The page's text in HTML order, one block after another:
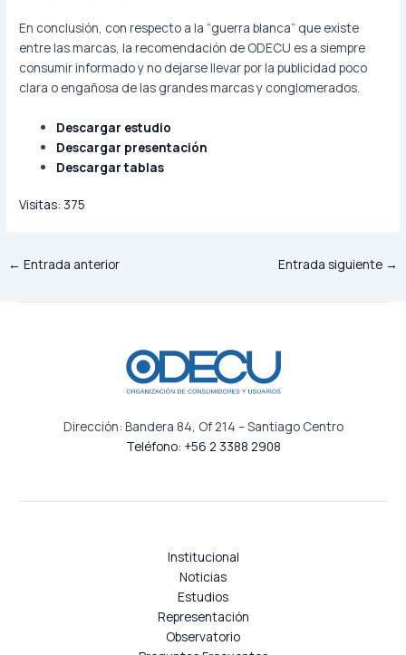
En conclusión, con respecto a la “guerra blanca” que existe
entre las marcas, la recomendación de ODECU es a siempre
consumir informado y no dejarse llevar por la publicidad poco
clara o engañosa de las grandes marcas y conglomerados.
Descargar estudio
Descargar presentación
Descargar tablas
Visitas: 375
← Entrada anterior Entrada siguiente →
Dirección: Bandera 84, Of 214 – Santiago Centro
Teléfono: +56 2 3388 2908
Institucional
Noticias
Estudios
Representación
Observatorio